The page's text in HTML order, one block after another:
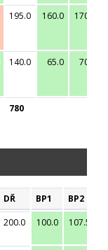
195.0 160.0 170.0
140.0 65.0 70.0
780
DŘ BP1 BP2
200.0 100.0 107.5